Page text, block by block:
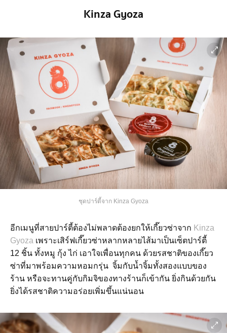
Kinza Gyoza
ชุดปาร์ตี้จาก Kinza Gyoza
อีกเมนูที่สายปาร์ตี้ต้องไม่พลาดต้องยกให้เกี๊ยวซ่าจาก Kinza
Gyoza เพราะเสิร์ฟเกี๊ยวซ่าหลากหลายไส้มาเป็นเซ็ตปาร์ตี้
12 ชิ้น ทั้งหมู กุ้ง ไก่ เอาใจเพื่อนทุกคน ด้วยรสชาติของเกี๊ยว
ซ่าที่มาพร้อมความหอมกรุ่น จิ้มกับน้ำจิ้มทั้งสองแบบของ
ร้าน หรือจะทานคู่กับกิมจิของทางร้านก็เข้ากัน ยิ่งกินด้วยกัน
ยิ่งได้รสชาติความอร่อยเพิ่มขึ้นแน่นอน